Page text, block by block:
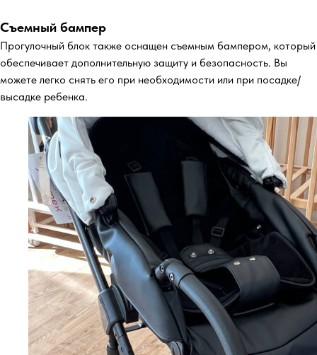
Съемный бампер
Прогулочный блок также оснащен съемным бампером, который
обеспечивает дополнительную защиту и безопасность. Вы
можете легко снять его при необходимости или при посадке/
высадке ребенка.